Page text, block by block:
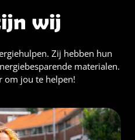
wij
Zij hebben hun
materialen.
om jou te helpen!